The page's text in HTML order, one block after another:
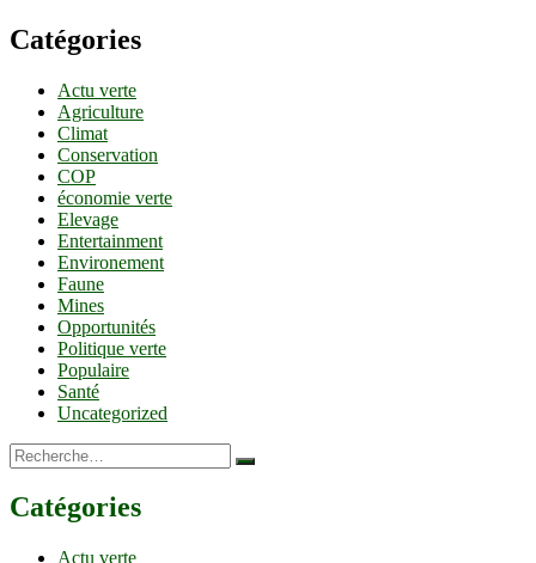
Catégories
Actu verte
Agriculture
Climat
Conservation
COP
économie verte
Elevage
Entertainment
Environement
Faune
Mines
Opportunités
Politique verte
Populaire
Santé
Uncategorized
Recherche…
Catégories
Actu verte